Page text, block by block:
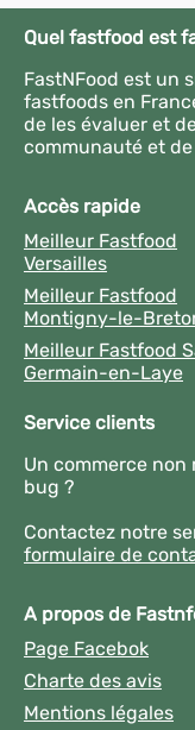
Quel fastfood est
FastNFood est un
fastfoods en
de les évaluer et
communauté et de
Accès rapide
Meilleur Fastfood
Versailles
Meilleur Fastfood
Montigny-le-
Meilleur Fastfood
Germain-en-Laye
Service clients
Un commerce
bug ?
Contactez notre
formulaire de
A propos de
Page Facebok
Charte des avis
Mentions légales